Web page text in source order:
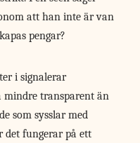
att han inte är van
pengar?
i signalerar
mindre transparent än
som sysslar med
fungerar på ett